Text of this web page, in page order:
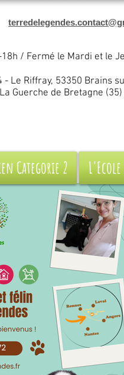
/ Fermé le Mardi et le
Le Riffray, 53350 Brains
Guerche de Bretagne (35)
Categorie 2